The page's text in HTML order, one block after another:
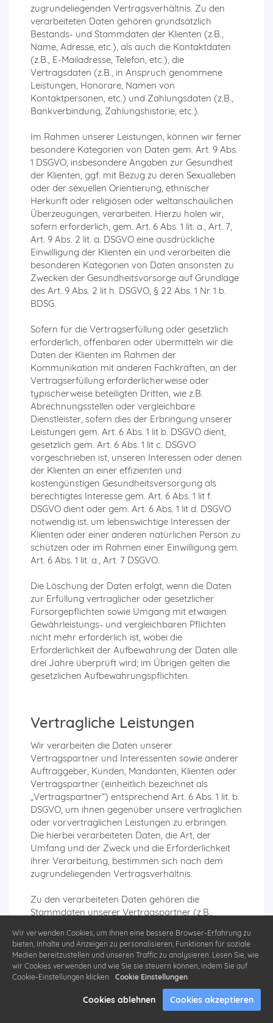
zugrundeliegenden Vertragsverhältnis. Zu den
verarbeiteten Daten gehören grundsätzlich
Bestands- und Stammdaten der Klienten (z.B.,
Name, Adresse, etc.), als auch die Kontaktdaten
(z.B., E-Mailadresse, Telefon, etc.), die
Vertragsdaten (z.B., in Anspruch genommene
Leistungen, Honorare, Namen von
Kontaktpersonen, etc.) und Zahlungsdaten (z.B.,
Bankverbindung, Zahlungshistorie, etc.).
Im Rahmen unserer Leistungen, können wir ferner
besondere Kategorien von Daten gem. Art. 9 Abs.
1 DSGVO, insbesondere Angaben zur Gesundheit
der Klienten, ggf. mit Bezug zu deren Sexualleben
oder der sexuellen Orientierung, ethnischer
Herkunft oder religiösen oder weltanschaulichen
Überzeugungen, verarbeiten. Hierzu holen wir,
sofern erforderlich, gem. Art. 6 Abs. 1 lit. a., Art. 7,
Art. 9 Abs. 2 lit. a. DSGVO eine ausdrückliche
Einwilligung der Klienten ein und verarbeiten die
besonderen Kategorien von Daten ansonsten zu
Zwecken der Gesundheitsvorsorge auf Grundlage
des Art. 9 Abs. 2 lit h. DSGVO, § 22 Abs. 1 Nr. 1 b.
BDSG.
Sofern für die Vertragserfüllung oder gesetzlich
erforderlich, offenbaren oder übermitteln wir die
Daten der Klienten im Rahmen der
Kommunikation mit anderen Fachkräften, an der
Vertragserfüllung erforderlicherweise oder
typischerweise beteiligten Dritten, wie z.B.
Abrechnungsstellen oder vergleichbare
Dienstleister, sofern dies der Erbringung unserer
Leistungen gem. Art. 6 Abs. 1 lit b. DSGVO dient,
gesetzlich gem. Art. 6 Abs. 1 lit c. DSGVO
vorgeschrieben ist, unseren Interessen oder denen
der Klienten an einer effizienten und
kostengünstigen Gesundheitsversorgung als
berechtigtes Interesse gem. Art. 6 Abs. 1 lit f.
DSGVO dient oder gem. Art. 6 Abs. 1 lit d. DSGVO
notwendig ist. um lebenswichtige Interessen der
Klienten oder einer anderen natürlichen Person zu
schützen oder im Rahmen einer Einwilligung gem.
Art. 6 Abs. 1 lit. a., Art. 7 DSGVO.
Die Löschung der Daten erfolgt, wenn die Daten
zur Erfüllung vertraglicher oder gesetzlicher
Fürsorgepflichten sowie Umgang mit etwaigen
Gewährleistungs- und vergleichbaren Pflichten
nicht mehr erforderlich ist, wobei die
Erforderlichkeit der Aufbewahrung der Daten alle
drei Jahre überprüft wird; im Übrigen gelten die
gesetzlichen Aufbewahrungspflichten.
Vertragliche Leistungen
Wir verarbeiten die Daten unserer
Vertragspartner und Interessenten sowie anderer
Auftraggeber, Kunden, Mandanten, Klienten oder
Vertragspartner (einheitlich bezeichnet als
„Vertragspartner“) entsprechend Art. 6 Abs. 1 lit. b.
DSGVO, um ihnen gegenüber unsere vertraglichen
oder vorvertraglichen Leistungen zu erbringen.
Die hierbei verarbeiteten Daten, die Art, der
Umfang und der Zweck und die Erforderlichkeit
ihrer Verarbeitung, bestimmen sich nach dem
zugrundeliegenden Vertragsverhältnis.
Zu den verarbeiteten Daten gehören die
Stammdaten unserer Vertragspartner (z.B.,
Mailadressen und Telefonnummern) sowie
Vertragsdaten (z.B., in Anspruch genommene
Leistungen, Vertragsinhalte, vertragliche
Kommunikation, Namen von Kontaktpersonen)
und Zahlungsdaten (z.B., Bankverbindungen,
Zahlungshistorie).
Wir verwenden Cookies, um Ihnen eine bessere Browser-Erfahrung zu
bieten, Inhalte und Anzeigen zu personalisieren, Funktionen für soziale
Medien bereitzustellen und unseren Traffic zu analysieren. Lesen Sie, wie
wir Cookies verwenden und wie Sie sie steuern können, indem Sie auf
Cookie-Einstellungen klicken. Cookie Einstellungen
Cookies ablehnen Cookies akzeptieren